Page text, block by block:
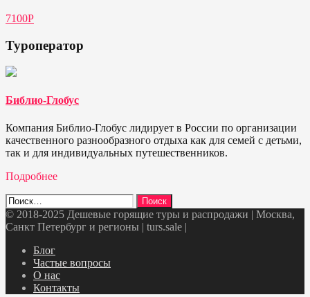
7100Р
Туроператор
Библио-Глобус
Компания Библио-Глобус лидирует в России по организации
качественного разнообразного отдыха как для семей с детьми,
так и для индивидуальных путешественников.
Подробнее
Найти:
© 2018-2025 Дешевые горящие туры и распродажи | Москва,
Санкт Петербург и регионы | turs.sale |
Блог
Частые вопросы
О нас
Контакты